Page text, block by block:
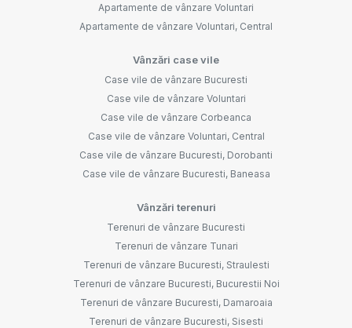
Apartamente de vânzare Voluntari
Apartamente de vânzare Voluntari, Central
Vânzări case vile
Case vile de vânzare Bucuresti
Case vile de vânzare Voluntari
Case vile de vânzare Corbeanca
Case vile de vânzare Voluntari, Central
Case vile de vânzare Bucuresti, Dorobanti
Case vile de vânzare Bucuresti, Baneasa
Vânzări terenuri
Terenuri de vânzare Bucuresti
Terenuri de vânzare Tunari
Terenuri de vânzare Bucuresti, Straulesti
Terenuri de vânzare Bucuresti, Bucurestii Noi
Terenuri de vânzare Bucuresti, Damaroaia
Terenuri de vânzare Bucuresti, Sisesti